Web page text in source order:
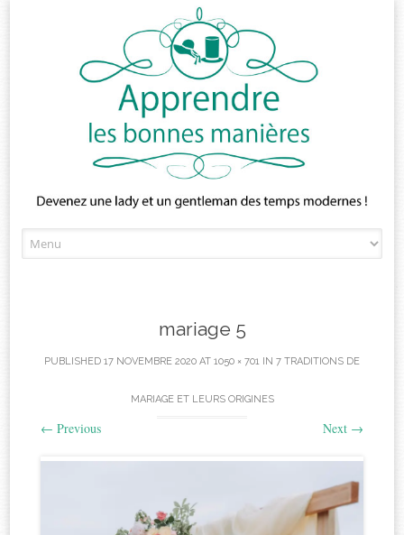
to
mariage 5
PUBLISHED 17 NOVEMBRE 2020 AT 1050 × 701 IN 7 TRADITIONS DE
MARIAGE ET LEURS ORIGINES
← Previous Next →